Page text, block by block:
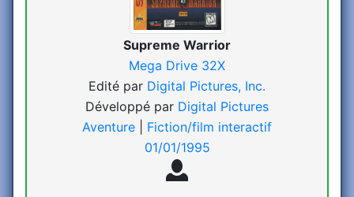
Supreme Warrior
Mega Drive 32X
Edité par Digital Pictures, Inc.
Développé par Digital Pictures
Aventure
Fiction/film interactif
01/01/1995